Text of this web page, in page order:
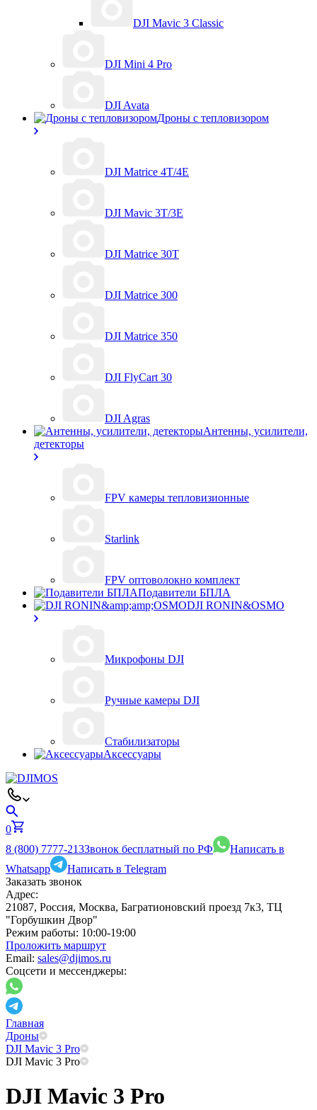
DJI Mavic 3 Classic
DJI Mini 4 Pro
DJI Avata
Дроны с тепловизором
DJI Matrice 4T/4E
DJI Mavic 3T/3E
DJI Matrice 30T
DJI Matrice 300
DJI Matrice 350
DJI FlyCart 30
DJI Agras
Антенны, усилители,
детекторы
FPV камеры тепловизионные
Starlink
FPV оптоволокно комплект
Подавители БПЛА
DJI RONIN&OSMO
Микрофоны DJI
Ручные камеры DJI
Стабилизаторы
Аксессуары
0
8 (800) 7777-213Звонок бесплатный по РФ
Написать в
Whatsapp
Написать в Telegram
Заказать звонок
Адрес:
21087, Россия, Москва, Багратионовский проезд 7к3, ТЦ
"Горбушкин Двор"
Режим работы: 10:00-19:00
Проложить маршрут
Email: sales@djimos.ru
Соцсети и мессенджеры:
Главная
Дроны
DJI Mavic 3 Pro
DJI Mavic 3 Pro
DJI Mavic 3 Pro